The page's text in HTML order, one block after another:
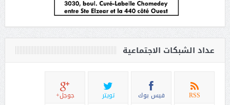
عداد الشبكات الاجتماعية
RSS فيس بوك تويتر جوجل+